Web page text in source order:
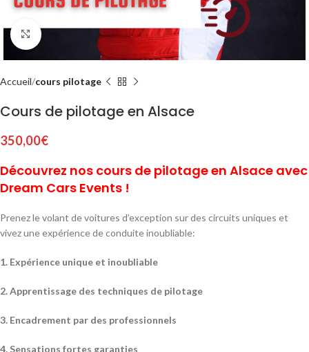
Click to enlarge
Accueil cours pilotage
Cours de pilotage en Alsace
350,00€
Découvrez nos cours de pilotage en Alsace avec
Dream Cars Events !
Prenez le volant de voitures d’exception sur des circuits uniques et
vivez une expérience de conduite inoubliable:
1. Expérience unique et inoubliable
2. Apprentissage des techniques de pilotage
3. Encadrement par des professionnels
4. Sensations fortes garanties